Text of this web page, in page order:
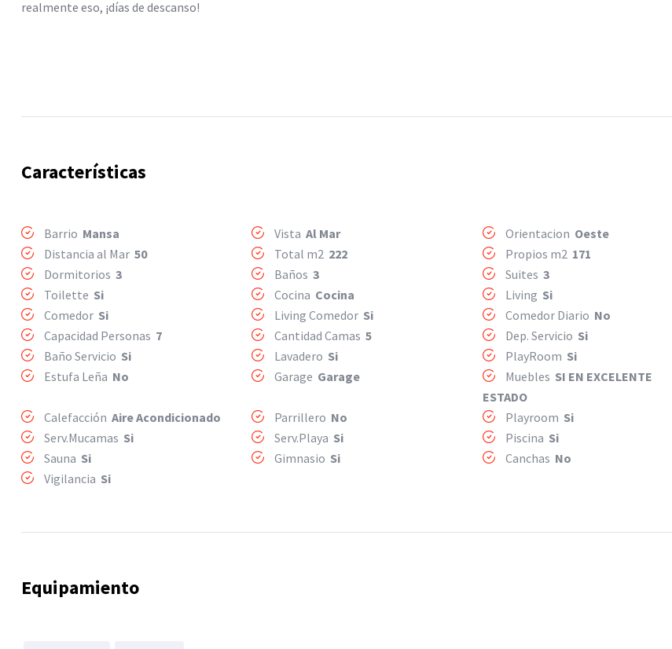
realmente eso, ¡días de descanso!
Características
Barrio Mansa VistaAl Mar Orientacion Oeste
Distancia al Mar 50 Total m2 222 Propios m2 171
Dormitorios 3 Baños3 Suites 3
Toilette Si Cocina Cocina Living Si
Comedor Si Living Comedor Si Comedor Diario No
Capacidad Personas 7 Cantidad Camas5 Dep. Servicio Si
Baño Servicio Si Lavadero Si PlayRoom Si
Estufa Leña No Garage Garage Muebles SI EN EXCELENTE
ESTADO
Calefacción Aire Acondicionado Parrillero No Playroom Si
Serv.Mucamas Si Serv.Playa Si Piscina Si
Sauna Si Gimnasio Si Canchas No
Vigilancia Si
Equipamiento